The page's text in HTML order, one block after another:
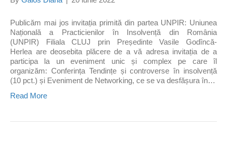
Publicăm mai jos invitația primită din partea UNPIR: Uniunea
Națională a Practicienilor în Insolvență din România
(UNPIR) Filiala CLUJ prin Președinte Vasile Godîncă-
Herlea are deosebita plăcere de a vă adresa invitația de a
participa la un eveniment unic și complex pe care îl
organizăm: Conferința Tendințe și controverse în insolvență
(10 pct.) și Eveniment de Networking, ce se va desfășura în…
Read More